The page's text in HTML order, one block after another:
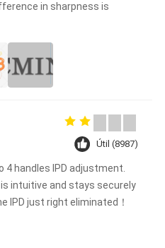
in sharpness is
Útil (8987)
4 handles IPD adjustment.
intuitive and stays securely
IPD just right eliminated！